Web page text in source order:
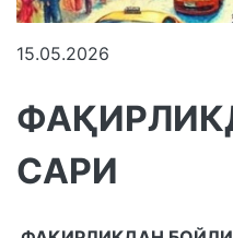
15.05.2026
САРИ